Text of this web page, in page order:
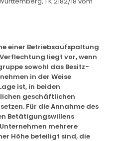
einer Betriebsaufspaltung
liegt vor, wenn
sowohl das Besitz-
in der Weise
ist, in beiden
geschäftlichen
Für die Annahme des
Betätigungswillens
mehrere
Höhe beteiligt sind, die